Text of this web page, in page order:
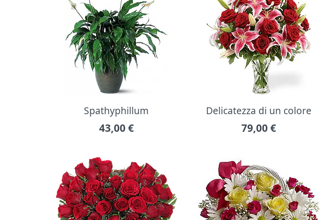
Spathyphillum
43,00 €
Delicatezza di un colore
79,00 €